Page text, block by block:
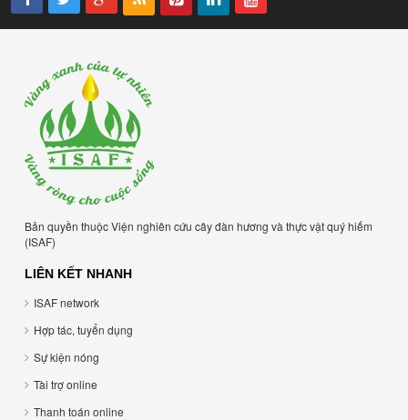
Bản quyền thuộc Viện nghiên cứu cây đàn hương và thực vật quý hiếm
(ISAF)
LIÊN KẾT NHANH
ISAF network
Hợp tác, tuyển dụng
Sự kiện nóng
Tài trợ online
Thanh toán online